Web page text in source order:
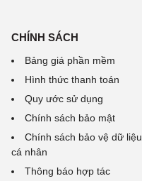
CHÍNH SÁCH
Bảng giá phần mềm
Hình thức thanh toán
Quy ước sử dụng
Chính sách bảo mật
Chính sách bảo vệ dữ liệu
cá nhân
Thông báo hợp tác